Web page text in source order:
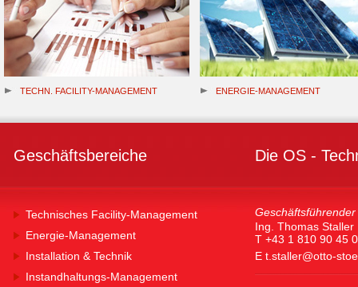
TECHN. FACILITY-MANAGEMENT ENERGIE-MANAGEMENT
Geschäftsbereiche Die OS -
Technisches Facility-Management
Energie-Management
Installation & Technik
Instandhaltungs-Management
Ing. Thomas Staller
T +43 1 810 90 45 0
E t.staller@otto-